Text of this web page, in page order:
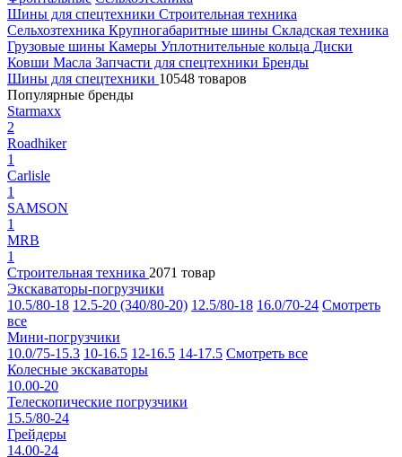
Шины для спецтехники Строительная техника
Сельхозтехника Крупногабаритные шины Складская техника
Грузовые шины Камеры Уплотнительные кольца Диски
Ковши Масла Запчасти для спецтехники Бренды
Шины для спецтехники 10548 товаров
Популярные бренды
Starmaxx
2
Roadhiker
1
Carlisle
1
SAMSON
1
MRB
1
Строительная техника 2071 товар
Экскаваторы-погрузчики
10.5/80-18 12.5-20 (340/80-20) 12.5/80-18 16.0/70-24 Смотреть
все
Мини-погрузчики
10.0/75-15.3 10-16.5 12-16.5 14-17.5 Смотреть все
Колесные экскаваторы
10.00-20
Телескопические погрузчики
15.5/80-24
Грейдеры
14.00-24